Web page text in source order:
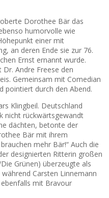
Dorothee Bär das
humorvolle wie
einer mit
an deren Ende sie zur 76.
Ernst ernannt wurde.
Dr. Andre Freese den
Gemeinsam mit Comedian
pointiert durch den Abend.
Klingbeil. Deutschland
nicht rückwärtsgewandt
dächten, betonte der
Bär mit ihrem
mehr Bär!“ Auch die
designierten Ritterin großen
Grünen) überzeugte als
Carsten Linnemann
mit Bravour